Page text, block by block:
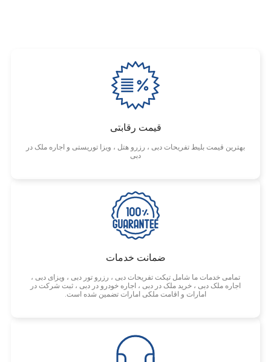
قیمت رقابتی
بهترین قیمت بلیط تفریحات دبی ، رزرو هتل ، ویزا توریستی و اجاره ملک در
دبی
ضمانت خدمات
تمامی خدمات ما شامل تیکت تفریحات دبی ، رزرو تور دبی ، ویزای دبی ،
اجاره ملک دبی ، خرید ملک در دبی ، اجاره خودرو در دبی ، ثبت شرکت در
امارات و اقامت ملکی امارات تضمین شده است.